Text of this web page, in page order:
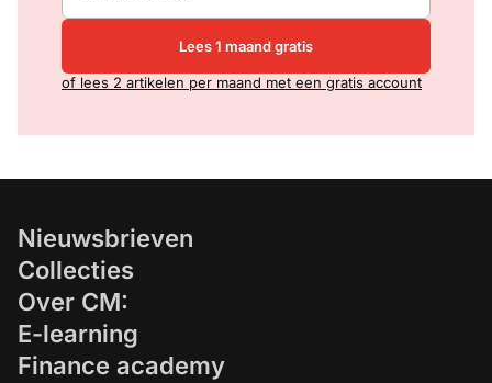
Lees 1 maand gratis
of lees 2 artikelen per maand met een gratis account
Nieuwsbrieven
Collecties
Over CM:
E-learning
Finance academy